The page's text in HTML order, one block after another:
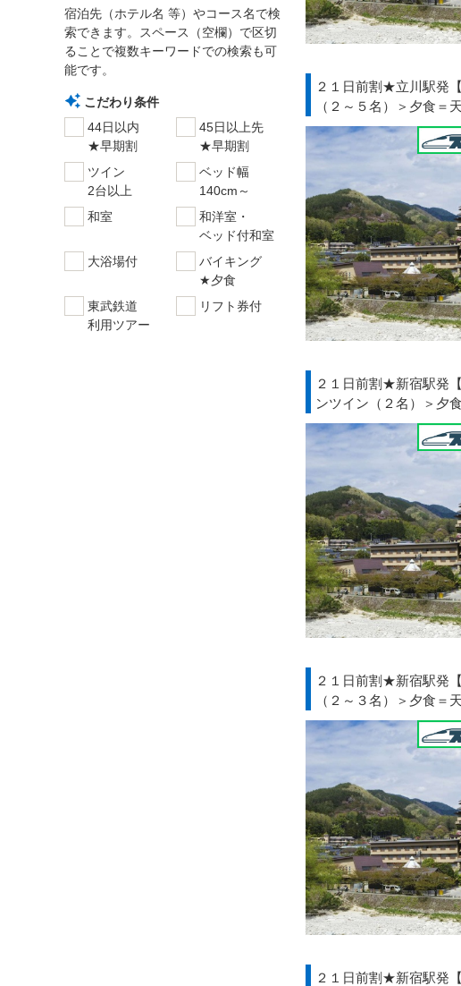
宿泊先（ホテル名 等）やコース名で検
索できます。スペース（空欄）で区切
ることで複数キーワードでの検索も可
能です。
こだわり条件
44日以内
★早期割
45日以上先
★早期割
ツイン
2台以上
ベッド幅
140cm～
和室
和洋室・
ベッド付和室
大浴場付
バイキング
★夕食
東武鉄道
利用ツアー
リフト券付
２１日前割★立川駅発
（２～５名）＞夕食
２１日前割★新宿駅発
ンツイン（２名）＞夕
２１日前割★新宿駅発
（２～３名）＞夕食
２１日前割★新宿駅発